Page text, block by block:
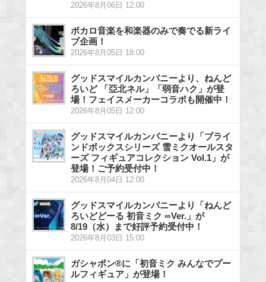
2026年8月06日 12:00
ボカロ音楽を和楽器のみで奏でる新ライ
ブ企画！
2026年8月05日 18:00
グッドスマイルカンパニーより、ねんど
ろいど 「亞北ネル」「弱音ハク」が登
場！フェイスメーカーコラボも開催中！
2026年8月05日 12:00
グッドスマイルカンパニーより「ブライ
ンドボックスシリーズ 雪ミクオールスタ
ーズ フィギュアコレクション Vol.1」が
登場！ご予約受付中！
2026年8月04日 12:00
グッドスマイルカンパニーより「ねんど
ろいどどーる 初音ミク ∞Ver.」が
8/19（水）まで好評予約受付中！
2026年8月03日 15:00
ガシャポン®に「初音ミク みんなでプー
ルフィギュア」が登場！